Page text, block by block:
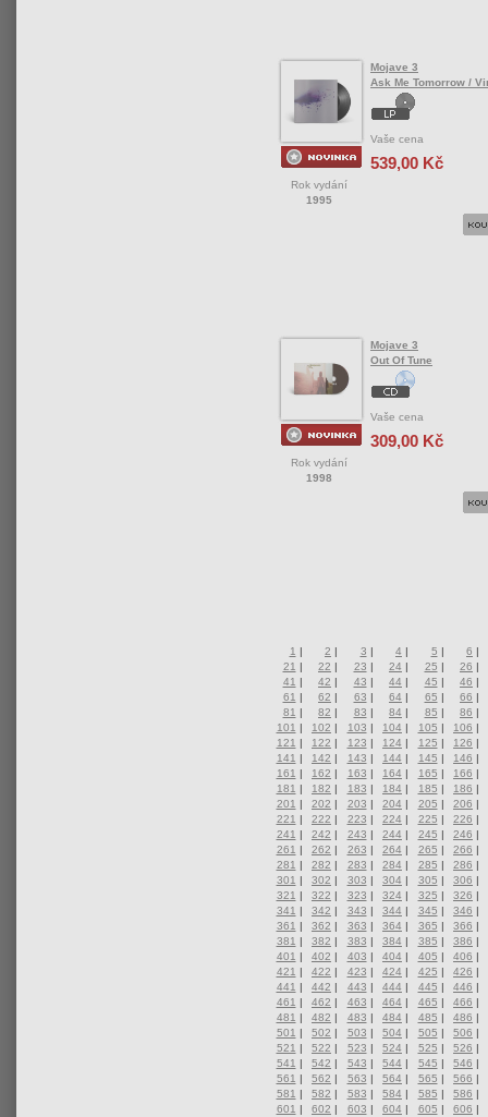
Rok vydání
1995
Mojave 3
Ask Me Tomorrow /
Vaše cena
539,00 Kč
Rok vydání
1998
Mojave 3
Out Of Tune
Vaše cena
309,00 Kč
1 | 2 | 3 | 4 | 5 | 6 |
21 | 22 | 23 | 24 | 25 | 26 |
41 | 42 | 43 | 44 | 45 | 46 |
61 | 62 | 63 | 64 | 65 | 66 |
81 | 82 | 83 | 84 | 85 | 86 |
101 | 102 | 103 | 104 | 105 | 106 |
121 | 122 | 123 | 124 | 125 | 126 |
141 | 142 | 143 | 144 | 145 | 146 |
161 | 162 | 163 | 164 | 165 | 166 |
181 | 182 | 183 | 184 | 185 | 186 |
201 | 202 | 203 | 204 | 205 | 206 |
221 | 222 | 223 | 224 | 225 | 226 |
241 | 242 | 243 | 244 | 245 | 246 |
261 | 262 | 263 | 264 | 265 | 266 |
281 | 282 | 283 | 284 | 285 | 286 |
301 | 302 | 303 | 304 | 305 | 306 |
321 | 322 | 323 | 324 | 325 | 326 |
341 | 342 | 343 | 344 | 345 | 346 |
361 | 362 | 363 | 364 | 365 | 366 |
381 | 382 | 383 | 384 | 385 | 386 |
401 | 402 | 403 | 404 | 405 | 406 |
421 | 422 | 423 | 424 | 425 | 426 |
441 | 442 | 443 | 444 | 445 | 446 |
461 | 462 | 463 | 464 | 465 | 466 |
481 | 482 | 483 | 484 | 485 | 486 |
501 | 502 | 503 | 504 | 505 | 506 |
521 | 522 | 523 | 524 | 525 | 526 |
541 | 542 | 543 | 544 | 545 | 546 |
561 | 562 | 563 | 564 | 565 | 566 |
581 | 582 | 583 | 584 | 585 | 586 |
601 | 602 | 603 | 604 | 605 | 606 |